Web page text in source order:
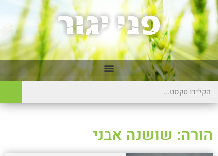
הורה: שושנה אבני